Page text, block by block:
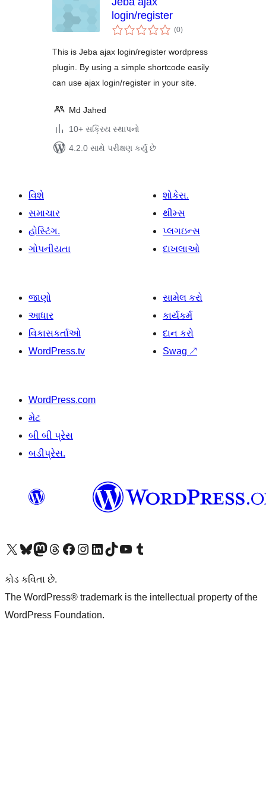
login/register
(0કુલ
રેટિંગ્સ
)
This is Jeba ajax login/register wordpress
plugin. By using a simple shortcode easily
can use ajax login/register in your site.
Md Jahed
10+ સક્રિય સ્થાપનો
4.2.0 સાથે પરીક્ષણ કર્યું છે
વિશે
સમાચાર
હોસ્ટિંગ.
ગોપનીયતા
શોકેસ.
થીમ્સ
પ્લગઇન્સ
દાખલાઓ
જાણો
આધાર
વિકાસકર્તાઓ
WordPress.tv
સામેલ કરો
કાર્યકર્મ
દાન કરો
Swag ↗
WordPress.com
મેટ
બી બી પ્રેસ
બડીપ્રેસ.
અમારા X (અગાઉ ટ્વિટર) એકાઉન્ટની મુલાકાત લોઅમારા Bluesky એકાઉન્ટની મુલાકાત લોઅમારા માસ્ટોડોન એકાઉન્ટની મુલાકાત લોઅમારા Threads એકાઉન્ટની મુલાકાત લો અમારા ફેસબુક પેજની મુલાકાત લોઅમારા ઇન્સ્ટાગ્રામ એકાઉન્ટની મુલાકાત લો અમારા LinkedIn એકાઉન્ટની મુલાકાત લોઅમારા TikTok એકાઉન્ટની મુલાકાત લોઅમારી YouTube ચેનલની મુલાકાત લો અમારા Tumblr એકાઉન્ટની મુલાકાત લો
કોડ કવિતા છે.
The WordPress® trademark is the intellectual property of the
WordPress Foundation.